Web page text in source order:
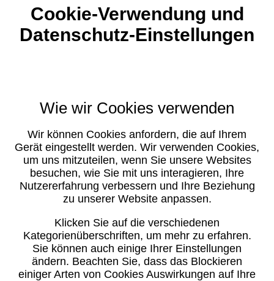
Cookie-Verwendung und
Datenschutz-Einstellungen
Wie wir Cookies verwenden
Wir können Cookies anfordern, die auf Ihrem
Gerät eingestellt werden. Wir verwenden Cookies,
um uns mitzuteilen, wenn Sie unsere Websites
besuchen, wie Sie mit uns interagieren, Ihre
Nutzererfahrung verbessern und Ihre Beziehung
zu unserer Website anpassen.
Klicken Sie auf die verschiedenen
Kategorienüberschriften, um mehr zu erfahren.
Sie können auch einige Ihrer Einstellungen
ändern. Beachten Sie, dass das Blockieren
einiger Arten von Cookies Auswirkungen auf Ihre